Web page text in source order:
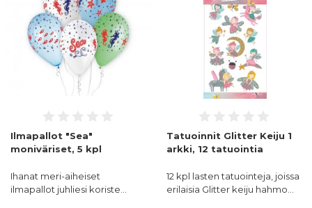
Ilmapallot "Sea"
moniväriset, 5 kpl
Ihanat meri-aiheiset
ilmapallot juhliesi koriste…
Tatuoinnit Glitter Keiju 1
arkki, 12 tatuointia
12 kpl lasten tatuointeja, joissa
erilaisia Glitter keiju hahmo…